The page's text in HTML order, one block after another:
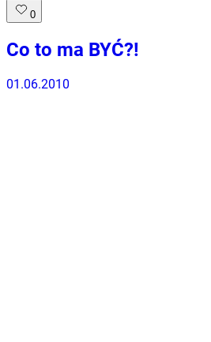
0
Co to ma BYĆ?!
01.06.2010